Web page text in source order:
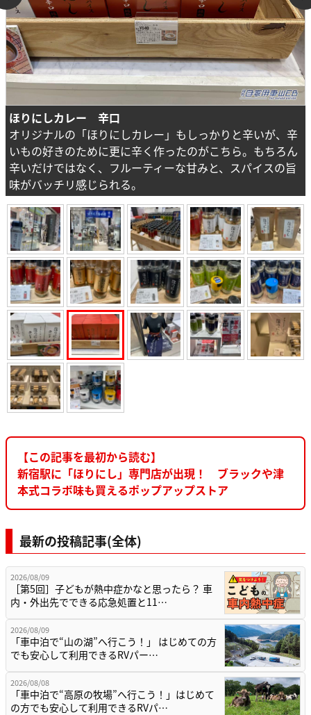
ほりにしカレー 辛口
オリジナルの「ほりにしカレー」もしっかりと辛いが、辛
いもの好きのために更に辛く作ったのがこちら。もちろん
辛いだけではなく、フルーティーな甘みと、スパイスの旨
味がバッチリ感じられる。
【この記事を最初から読む】
新宿駅に「ほりにし」専門店が出現！ ブラックや津
本式コラボ味も買えるポップアップストア
最新の投稿記事(全体)
2026/08/09
［第5回］子どもが熱中症かなと思ったら？ 車
内・外出先でできる応急処置と11…
2026/08/09
「車中泊で“山の湖”へ行こう！」 はじめての方
でも安心して利用できるRVパー…
2026/08/08
「車中泊で“高原の牧場”へ行こう！」はじめて
の方でも安心して利用できるRVパ…